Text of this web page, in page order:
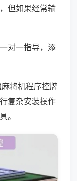
但如果经常输
对一指导，添
将机程序控牌
复杂安装操作
。